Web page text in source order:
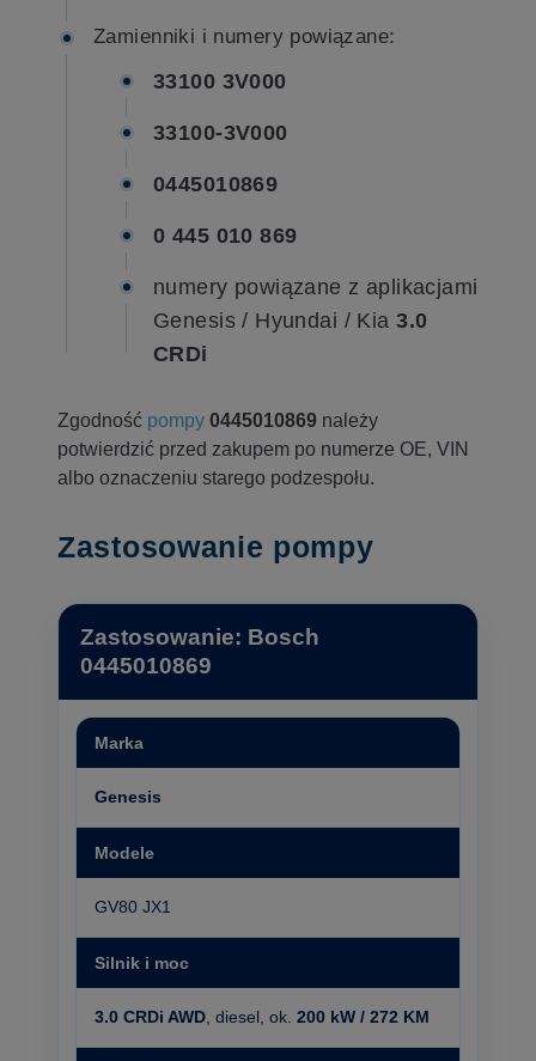
Zamienniki i numery powiązane:
33100 3V000
33100-3V000
0445010869
0 445 010 869
numery powiązane z aplikacjami
Genesis / Hyundai / Kia3.0
CRDi
Zgodność pompy 0445010869 należy
potwierdzić przed zakupem po numerze OE, VIN
albo oznaczeniu starego podzespołu.
Zastosowanie pompy
Zastosowanie: Bosch
0445010869
Marka
Genesis
Modele
GV80 JX1
Silnik i moc
3.0 CRDi AWD , diesel, ok. 200 kW / 272 KM